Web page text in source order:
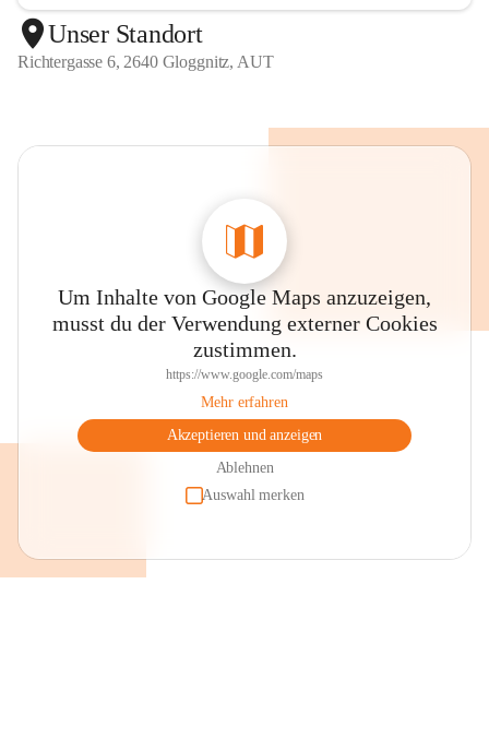
+1
Unser Standort
Richtergasse 6, 2640 Gloggnitz, AUT
Um Inhalte von Google Maps anzuzeigen,
musst du der Verwendung externer Cookies
zustimmen.
https://www.google.com/maps
Mehr erfahren
Akzeptieren und anzeigen
Ablehnen
Auswahl merken